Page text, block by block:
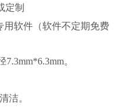
定制
用软件（软件不定期免费
7.3mm*6.3mm。
洁。